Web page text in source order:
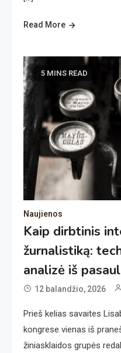
Read More
5 MINS READ
Naujienos
Kaip dirbtinis
žurnalistiką:
analizė iš
12 balandžio, 2026
Prieš kelias savaites
kongrese vienas iš
žiniasklaidos grupės